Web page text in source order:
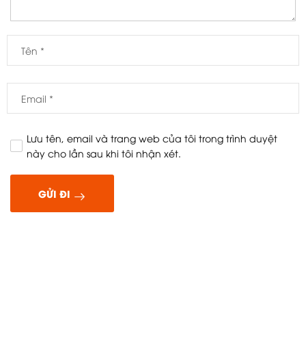
Lưu tên, email và trang web của tôi trong trình duyệt
này cho lần sau khi tôi nhận xét.
GỬI ĐI